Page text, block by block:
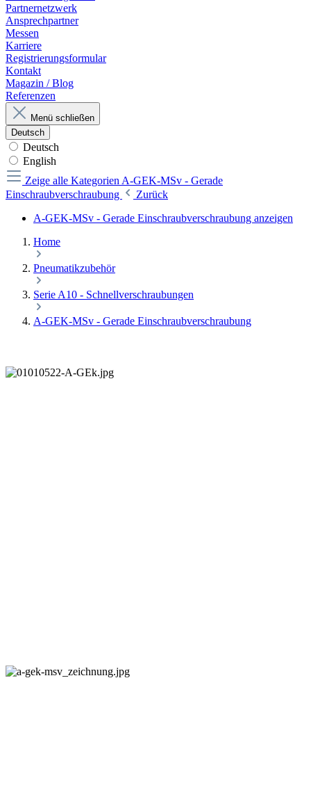
Partnernetzwerk
Ansprechpartner
Messen
Karriere
Registrierungsformular
Kontakt
Magazin / Blog
Referenzen
Menü schließen
Deutsch
Deutsch
English
Zeige alle Kategorien A-GEK-MSv - Gerade
Einschraubverschraubung
Zurück
A-GEK-MSv - Gerade Einschraubverschraubung anzeigen
Home
Pneumatikzubehör
Serie A10 - Schnellverschraubungen
A-GEK-MSv - Gerade Einschraubverschraubung